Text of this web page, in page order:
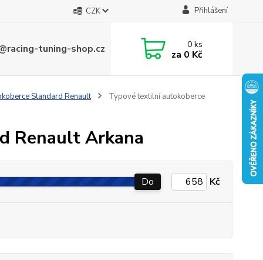
CZK Přihlášení
tuning-shop.cz 0ks
za 0 Kč
Standard Renault
Typové textilní autokoberce
Renault Arkana
Do Kč